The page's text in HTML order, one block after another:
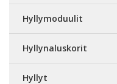
Hyllymoduulit
Hyllynaluskorit
Hyllyt